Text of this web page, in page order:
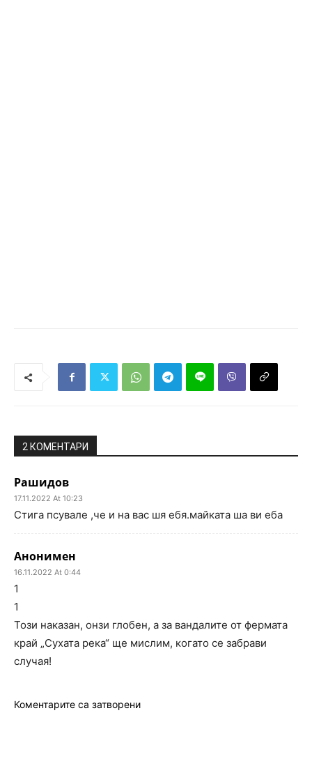
2 КОМЕНТАРИ
Рашидов
17.11.2022 At 10:23
Стига псувале ,че и на вас шя ебя.майката ша ви еба
Анонимен
16.11.2022 At 0:44
1
1
Този наказан, онзи глобен, а за вандалите от фермата
край „Сухата река“ ще мислим, когато се забрави
случая!
Коментарите са затворени